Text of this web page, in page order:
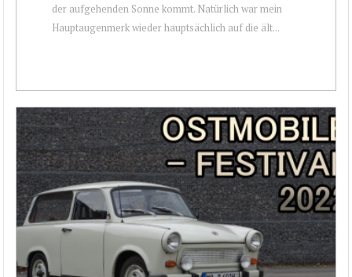
der aufgehenden Sonne kommt. Natürlich war mein
Hauptaugenmerk wieder hauptsächlich auf die ält...